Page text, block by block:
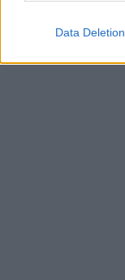
Data Deletion